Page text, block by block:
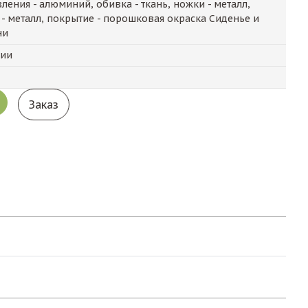
- алюминий, обивка - ткань, ножки - металл,
металл, покрытие - порошковая окраска Сиденье и
Заказ